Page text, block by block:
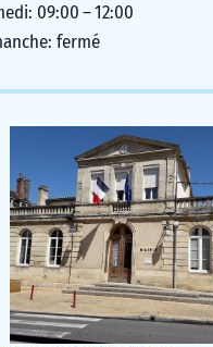
09:00 – 12:00
fermé